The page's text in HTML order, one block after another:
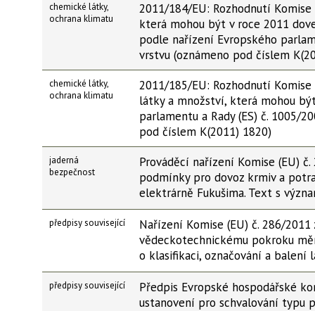
chemické látky,
ochrana klimatu
2011/184/EU: Rozhodnutí
která mohou být v roce 2011
podle nařízení Evropského
vrstvu (oznámeno pod číslem
chemické látky,
ochrana klimatu
2011/185/EU: Rozhodnutí
látky a množství, která mohou
parlamentu a Rady (ES) č. 1005/
pod číslem K(2011) 1820)
jaderná
bezpečnost
Prováděcí nařízení Komise (EU)
podmínky pro dovoz krmiv a
elektrárně Fukušima. Text s
předpisy související
Nařízení Komise (EU) č. 286/
vědeckotechnickému pokroku
o klasifikaci, označování a balení
předpisy související
Předpis Evropské hospodářské
ustanovení pro schvalování typu